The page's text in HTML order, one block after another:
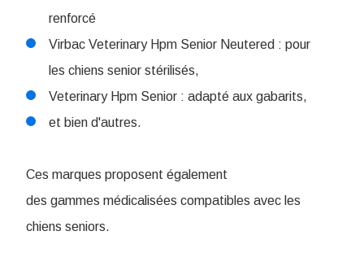
renforcé
Virbac Veterinary Hpm Senior Neutered : pour
les chiens senior stérilisés,
Veterinary Hpm Senior : adapté aux gabarits,
et bien d'autres.
Ces marques proposent également
des gammes médicalisées compatibles avec les
chiens seniors.